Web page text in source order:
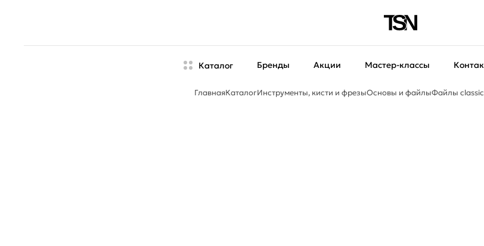
Каталог Бренды Акции Мастер-классы
ГлавнаяКаталогИнструменты, кисти и фрезыОсновы и файлыФайлы